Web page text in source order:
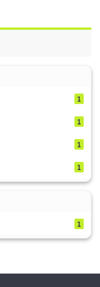
1
1
1
1
1